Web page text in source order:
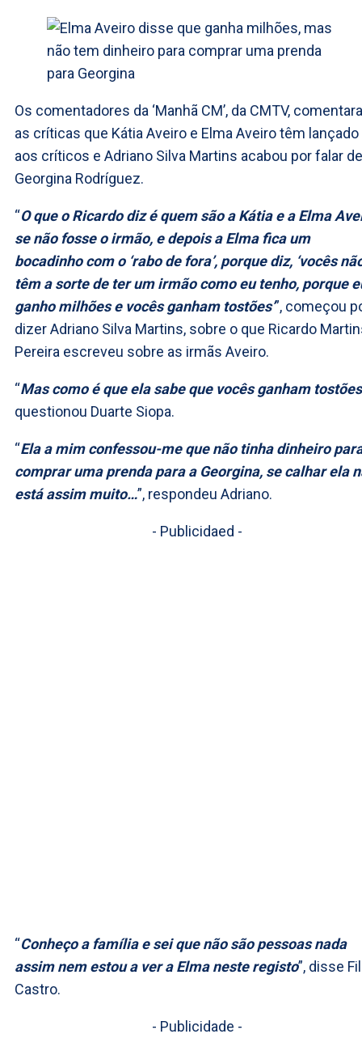
Os comentadores da ‘Manhã CM’, da CMTV,
as críticas que Kátia Aveiro e Elma Aveiro têm lançado
aos críticos e Adriano Silva Martins acabou por falar de
Georgina Rodríguez.
“O que o Ricardo diz é quem são a Kátia e a Elma
se não fosse o irmão, e depois a Elma fica um
bocadinho com o ‘rabo de fora’, porque diz, ‘vocês
têm a sorte de ter um irmão como eu tenho, porque
ganho milhões e vocês ganham tostões’”, começou
dizer Adriano Silva Martins, sobre o que Ricardo
Pereira escreveu sobre as irmãs Aveiro.
“Mas como é que ela sabe que vocês ganham
questionou Duarte Siopa.
“Ela a mim confessou-me que não tinha dinheiro
comprar uma prenda para a Georgina, se calhar ela
está assim muito…”, respondeu Adriano.
- Publicidaed -
“Conheço a família e sei que não são pessoas nada
assim nem estou a ver a Elma neste registo”, disse
Castro.
- Publicidade -